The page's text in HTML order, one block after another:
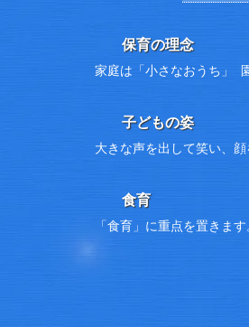
保育の理念
家庭は「小さなおうち」
子どもの姿
大きな声を出して笑い、
食育
「食育」に重点を置きま